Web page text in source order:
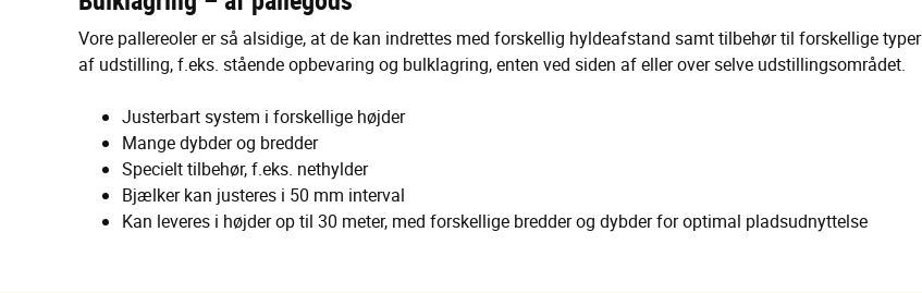
Vore pallereoler er så alsidige, at de kan indrettes med forskellig hyldeafstand samt tilbehør til forskellige typer
af udstilling, f.eks. stående opbevaring og bulklagring, enten ved siden af eller over selve udstillingsområdet.
Justerbart system i forskellige højder
Mange dybder og bredder
Specielt tilbehør, f.eks. nethylder
Bjælker kan justeres i 50 mm interval
Kan leveres i højder op til 30 meter, med forskellige bredder og dybder for optimal pladsudnyttelse